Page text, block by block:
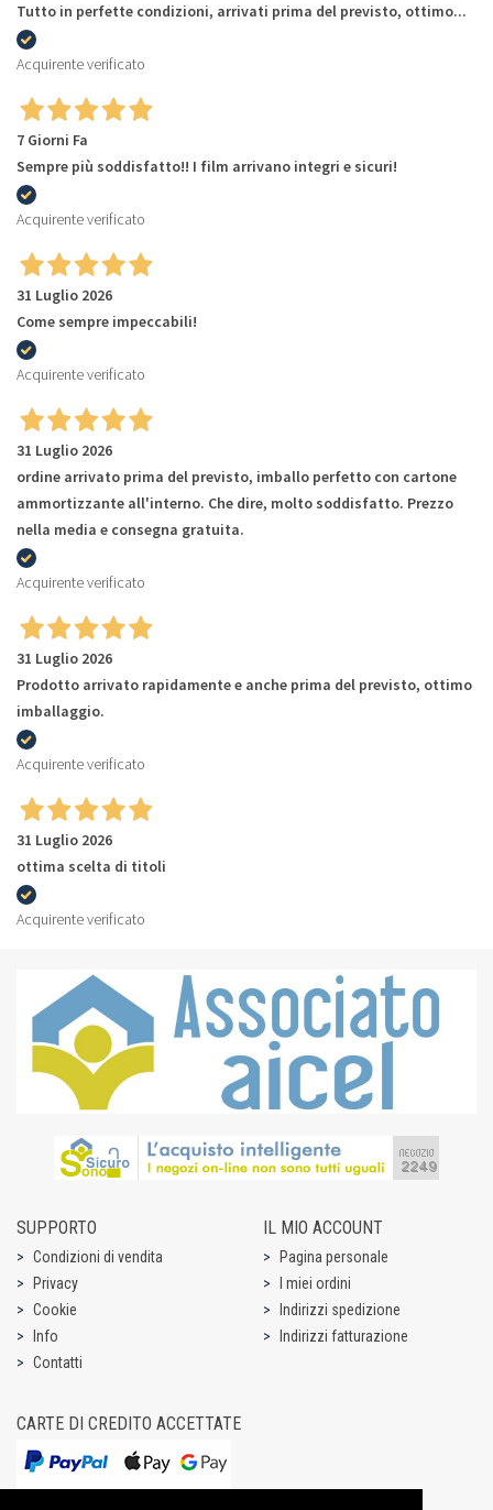
Tutto in perfette condizioni, arrivati prima del previsto, ottimo...
Acquirente verificato
7 Giorni Fa
Sempre più soddisfatto!! I film arrivano integri e sicuri!
Acquirente verificato
31 Luglio 2026
Come sempre impeccabili!
Acquirente verificato
31 Luglio 2026
ordine arrivato prima del previsto, imballo perfetto con cartone
ammortizzante all'interno. Che dire, molto soddisfatto. Prezzo
nella media e consegna gratuita.
Acquirente verificato
31 Luglio 2026
Prodotto arrivato rapidamente e anche prima del previsto, ottimo
imballaggio.
Acquirente verificato
31 Luglio 2026
ottima scelta di titoli
Acquirente verificato
SUPPORTO
Condizioni di vendita
Privacy
Cookie
Info
Contatti
IL MIO ACCOUNT
Pagina personale
I miei ordini
Indirizzi spedizione
Indirizzi fatturazione
CARTE DI CREDITO ACCETTATE